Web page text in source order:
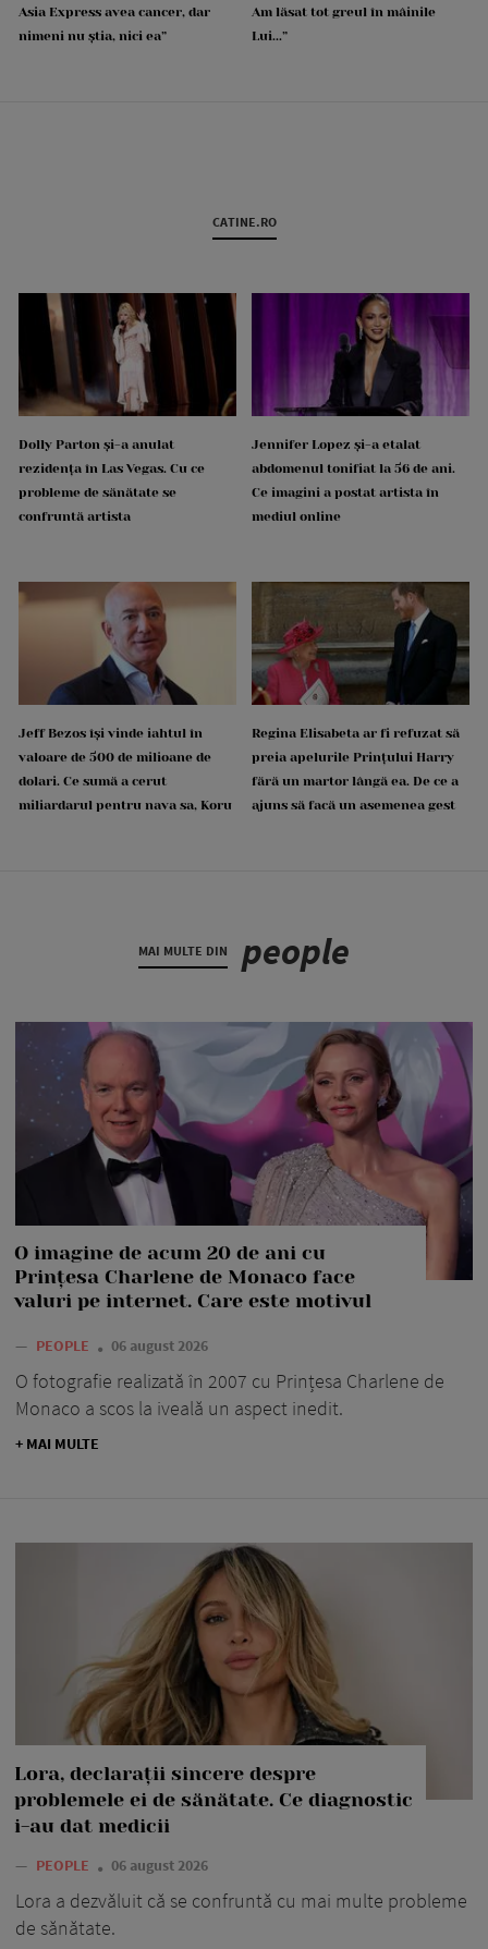
Asia Express avea cancer, dar
nimeni nu știa, nici ea”
Am lăsat tot greul în mâinile
Lui...”
CATINE.RO
Dolly Parton și-a anulat
rezidența în Las Vegas. Cu ce
probleme de sănătate se
confruntă artista
Jennifer Lopez și-a etalat
abdomenul tonifiat la 56 de ani.
Ce imagini a postat artista în
mediul online
Jeff Bezos își vinde iahtul în
valoare de 500 de milioane de
dolari. Ce sumă a cerut
miliardarul pentru nava sa, Koru
Regina Elisabeta ar fi refuzat să
preia apelurile Prințului Harry
fără un martor lângă ea. De ce a
ajuns să facă un asemenea gest
MAI MULTE DIN people
O imagine de acum 20 de ani cu
Prințesa Charlene de Monaco face
valuri pe internet. Care este motivul
— PEOPLE 06 august 2026
O fotografie realizată în 2007 cu Prințesa Charlene de
Monaco a scos la iveală un aspect inedit.
+ MAI MULTE
Lora, declarații sincere despre
problemele ei de sănătate. Ce diagnostic
i-au dat medicii
— PEOPLE 06 august 2026
Lora a dezvăluit că se confruntă cu mai multe probleme
de sănătate.